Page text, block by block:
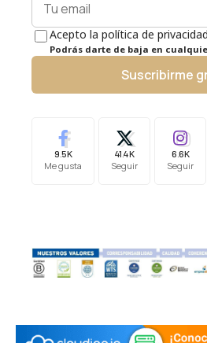
Acepto la política de
Podrás darte de baja en
Suscribirme
9.5K
Me gusta
41.4K
Seguir
6.6K
Seguir